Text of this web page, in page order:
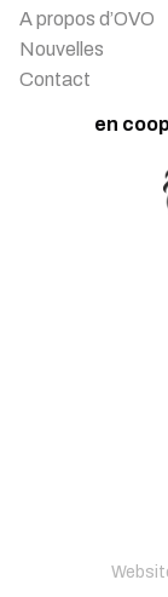
A propos d’OVO
Nouvelles
Contact
en